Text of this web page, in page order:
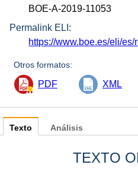
BOE-A-2019-11053
Permalink ELI:
https://www.boe.es/eli/
Otros formatos:
PDF XML
Texto
TEXTO
Análisis